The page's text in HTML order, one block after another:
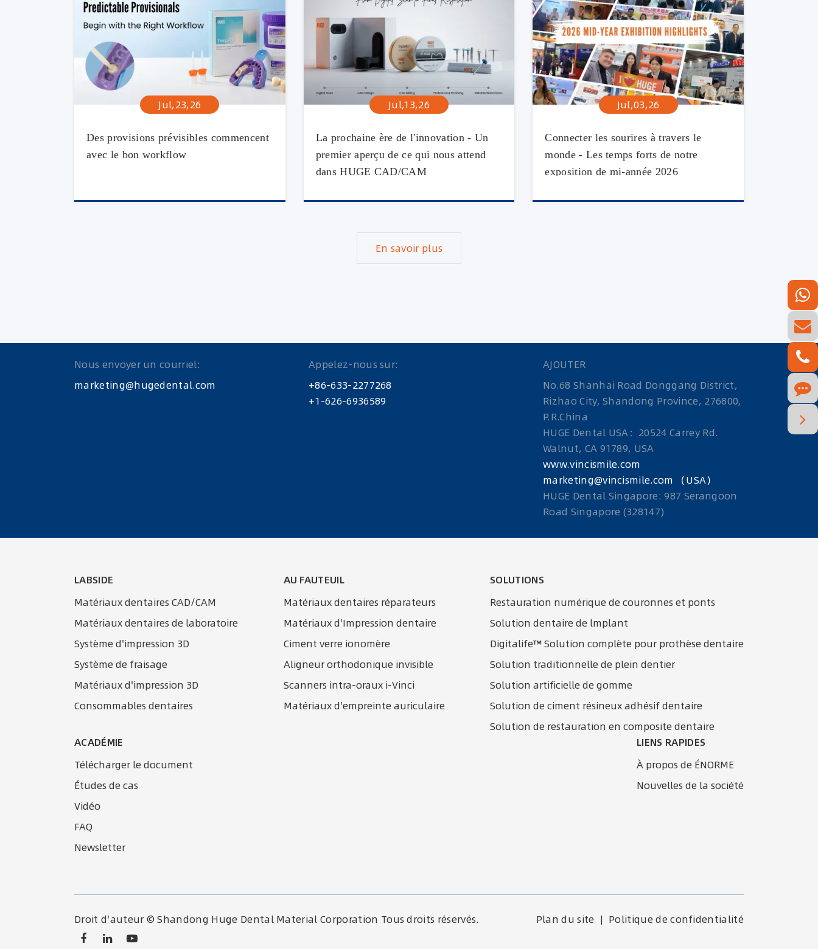
Jul,23,26
Des provisions prévisibles commencent
avec le bon workflow
Jul,13,26
La prochaine ère de l'innovation - Un
premier aperçu de ce qui nous attend
dans HUGE CAD/CAM
Jul,03,26
Connecter les sourires à travers le
monde - Les temps forts de notre
exposition de mi-année 2026
En savoir plus
Nous envoyer un courriel:
marketing@hugedental.com
Appelez-nous sur:
+86-633-2277268
+1-626-6936589
AJOUTER
No.68 Shanhai Road Donggang District,
Rizhao City, Shandong Province, 276800,
P.R.China
HUGE Dental USA：20524 Carrey Rd.
Walnut, CA 91789, USA
www.vincismile.com
marketing@vincismile.com （USA）
HUGE Dental Singapore: 987 Serangoon
Road Singapore (328147)
LABSIDE
Matériaux dentaires CAD/CAM
Matériaux dentaires de laboratoire
Système d'impression 3D
Système de fraisage
Matériaux d'impression 3D
Consommables dentaires
AU FAUTEUIL
Matériaux dentaires réparateurs
Matériaux d'Impression dentaire
Ciment verre ionomère
Aligneur orthodonique invisible
Scanners intra-oraux i-Vinci
Matériaux d'empreinte auriculaire
SOLUTIONS
Restauration numérique de couronnes et ponts
Solution dentaire de lmplant
Digitalife™ Solution complète pour prothèse dentaire
Solution traditionnelle de plein dentier
Solution artificielle de gomme
Solution de ciment résineux adhésif dentaire
Solution de restauration en composite dentaire
ACADÉMIE
Télécharger le document
Études de cas
Vidéo
FAQ
Newsletter
LIENS RAPIDES
À propos de ÉNORME
Nouvelles de la société
Droit d'auteur ©Shandong Huge Dental Material Corporation Tous droits réservés. Plan du site | Politique de confidentialité